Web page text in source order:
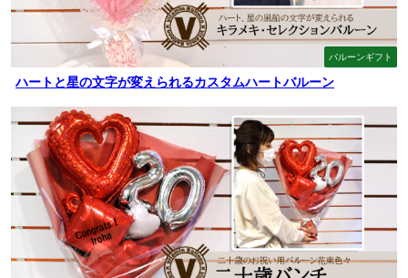
バルーンギフト
ハートと星の文字が変えられるカスタムハートバルーン